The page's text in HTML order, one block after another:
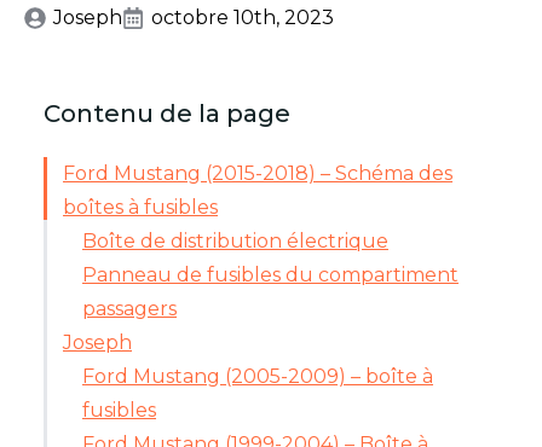
Joseph octobre 10th, 2023
Contenu de la page
Ford Mustang (2015-2018) – Schéma des
boîtes à fusibles
Boîte de distribution électrique
Panneau de fusibles du compartiment
passagers
Joseph
Ford Mustang (2005-2009) – boîte à
fusibles